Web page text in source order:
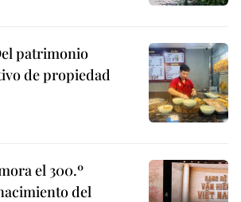
patrimonio
de propiedad
el 300.º
del